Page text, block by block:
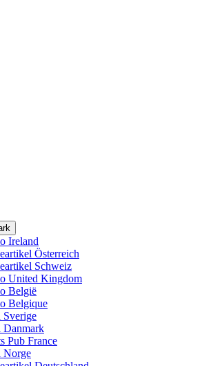
Ireland
Österreich
Schweiz
United Kingdom
België
Belgique
Pub France
Norge